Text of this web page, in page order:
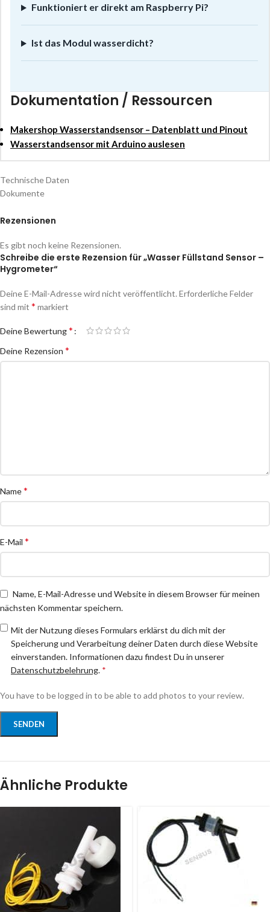
Funktioniert er direkt am Raspberry Pi?
Ist das Modul wasserdicht?
Dokumentation / Ressourcen
Makershop Wasserstandsensor – Datenblatt und Pinout
Wasserstandsensor mit Arduino auslesen
Technische Daten
Dokumente
Rezensionen
Es gibt noch keine Rezensionen.
Schreibe die erste Rezension für „Wasser Füllstand Sensor –
Hygrometer“
Deine E-Mail-Adresse wird nicht veröffentlicht. Erforderliche Felder
sind mit * markiert
Deine Bewertung*
Deine Rezension *
Name*
E-Mail *
Name, E-Mail-Adresse und Website in diesem Browser für meinen
nächsten Kommentar speichern.
Mit der Nutzung dieses Formulars erklärst du dich mit der
Speicherung und Verarbeitung deiner Daten durch diese Website
einverstanden. Informationen dazu findest Du in unserer
Datenschutzbelehrung. *
You have to be logged in to be able to add photos to your review.
Ähnliche Produkte